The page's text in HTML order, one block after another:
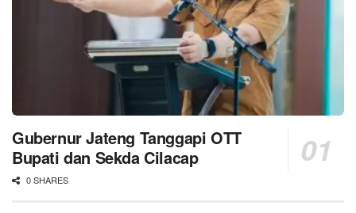
Gubernur Jateng Tanggapi OTT
Bupati dan Sekda Cilacap
0 SHARES